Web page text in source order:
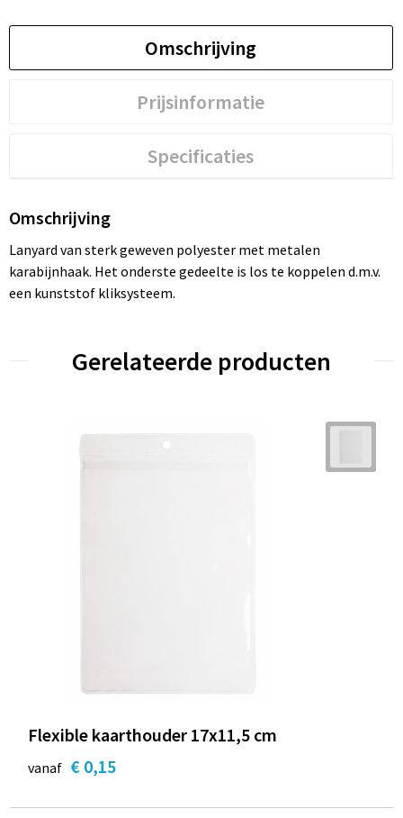
Omschrijving
Prijsinformatie
Specificaties
Omschrijving
Lanyard van sterk geweven polyester met metalen
karabijnhaak. Het onderste gedeelte is los te koppelen d.m.v.
een kunststof kliksysteem.
Gerelateerde producten
Flexible kaarthouder 17x11,5 cm
vanaf € 0,15